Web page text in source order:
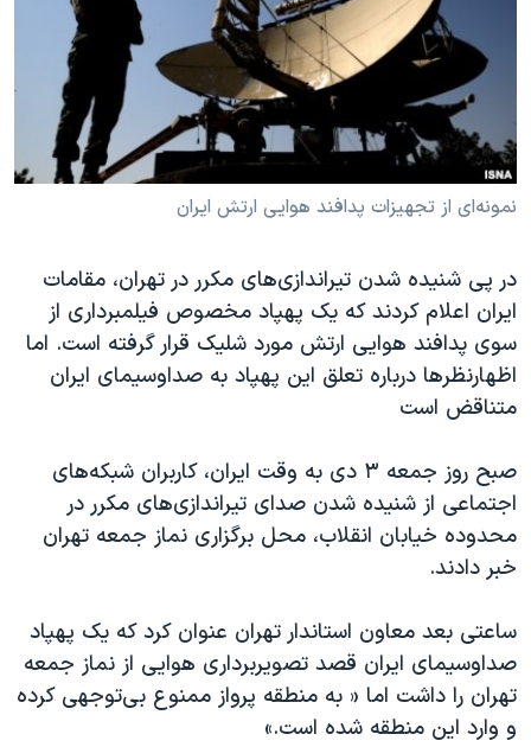
فرهنگ و زندگی
حقوق شهروندی
اقتصادی
علم و فناوری
آرشیو پخش زنده
مستندها
انتخابات ریاست جمهوری آمریکا ۲۰۲۴
حمله جمهوری اسلامی به اسرائیل
رمز مهسا
مجموعه مستندهای دادخواهی
تریبونال مردمی آبان ۹۸
دادگاه حمید نوری
چهل سال گروگان‌گیری
اعتراضات مردمی آبان ۹۸
اسرائیل در جنگ
نرگس محمدی برنده جایزه نوبل صلح
همایش محافظه‌کاران آمریکا «سی‌پک»
صفحه‌های ویژه
سفر پرزیدنت ترامپ به چین
دنبال کنید
زبانهای مختلف
نمونه‌ای از تجهیزات پدافند هوایی ارتش ایران
در پی شنیده شدن تیراندازی‌های مکرر در تهران، مقامات
ایران اعلام کردند که یک پهپاد مخصوص فیلمبرداری از
سوی پدافند هوایی ارتش مورد شلیک قرار گرفته است. اما
اظهارنظرها درباره تعلق این پهپاد به صداوسیمای ایران
متناقض است
صبح روز جمعه ۳ دی به وقت ایران، کاربران شبکه‌های
اجتماعی از شنیده شدن صدای تیراندازی‌های مکرر در
محدوده خیابان انقلاب، محل برگزاری نماز جمعه تهران
خبر دادند.
ساعتی بعد معاون استاندار تهران عنوان کرد که یک پهپاد
صداوسیمای ایران قصد تصویربرداری هوایی از نماز جمعه
تهران را داشت اما « به منطقه پرواز ممنوع بی‌توجهی کرده
و وارد این منطقه شده است.»